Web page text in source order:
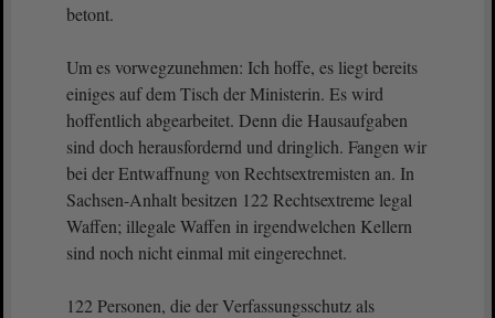
betont.
Um es vorwegzunehmen: Ich hoffe, es liegt bereits
einiges auf dem Tisch der Ministerin. Es wird
hoffentlich abgearbeitet. Denn die Hausaufgaben
sind doch herausfordernd und dringlich. Fangen wir
bei der Entwaffnung von Rechtsextremisten an. In
Sachsen-Anhalt besitzen 122 Rechtsextreme legal
Waffen; illegale Waffen in irgendwelchen Kellern
sind noch nicht einmal mit eingerechnet.
122 Personen, die der Verfassungsschutz als